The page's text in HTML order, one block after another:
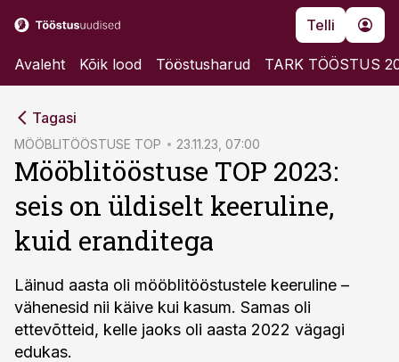
Telli
Avaleht Kõik lood Tööstusharud TARK TÖÖSTUS
Tagasi
MÖÖBLITÖÖSTUSE TOP 23.11.23, 07:00
Mööblitööstuse TOP 2023:
seis on üldiselt keeruline,
kuid eranditega
Läinud aasta oli mööblitööstustele keeruline –
vähenesid nii käive kui kasum. Samas oli
ettevõtteid, kelle jaoks oli aasta 2022 vägagi
edukas.